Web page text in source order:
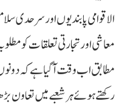
الاقوامی پابندیوں اور سرحدی
معاشی اور تجارتی تعلقات کو
مطابق اب وقت آگیا ہے کہ
رکھتے ہوئے ہر شعبے میں تعاون